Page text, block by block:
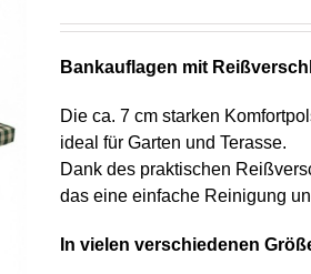
Bankauflagen mit
Die ca. 7 cm starken
ideal für Garten und Terasse.
Dank des praktischen
das eine einfache Reinigung
In vielen verschiedenen